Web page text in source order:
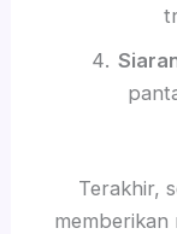
Terakhir,
memberikan